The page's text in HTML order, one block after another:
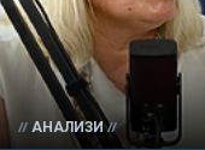
АНАЛИЗИ